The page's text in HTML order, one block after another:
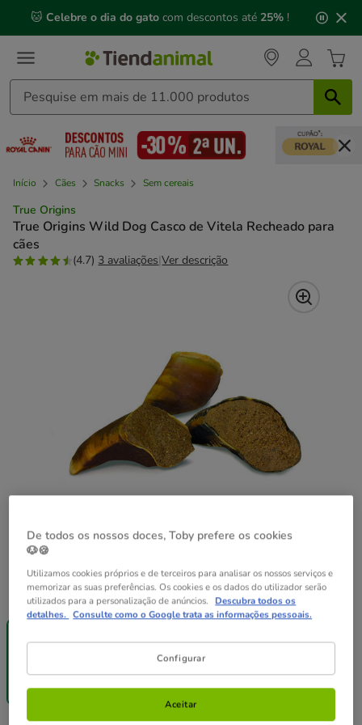
mensagem,
🐱 Celebre o dia do gato com descontos até 25% !
Início Cães Snacks Sem cereais
True Origins
True Origins Wild Dog Casco de Vitela Recheado para
cães
(4.7) 3 avaliações|Ver descrição
Formato:1 ud.
1 ud.
-25% na 2ª
4.99€
(24.95€ / kg)
9.98€
(49.90€ / kg)
6 uns.
Pack
27.54€
(22.95€ / kg)
De todos os nossos doces, Toby prefere os cookies
🐶🍪
Utilizamos cookies próprios e de terceiros para analisar os nossos serviços e
memorizar as suas preferências. Os cookies e os dados do utilizador serão
utilizados para a personalização de anúncios. Descubra todos os
detalhes. Consulte como o Google trata as informações pessoais.
Configurar
Aceitar